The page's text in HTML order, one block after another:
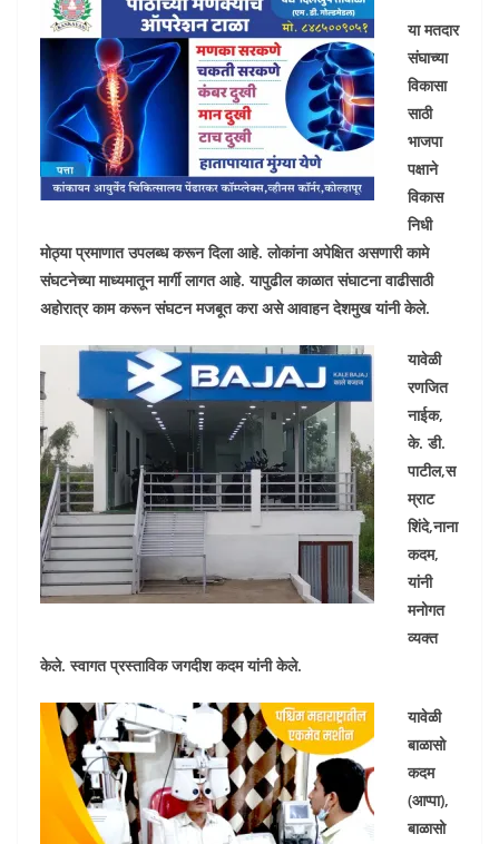
या मतदार
संघाच्या
विकासा
साठी
भाजपा
पक्षाने
विकास
निधी
मोठ्या प्रमाणात उपलब्ध करून दिला आहे. लोकांना अपेक्षित असणारी कामे
संघटनेच्या माध्यमातून मार्गी लागत आहे. यापुढील काळात संघाटना वाढीसाठी
अहोरात्र काम करून संघटन मजबूत करा असे आवाहन देशमुख यांनी केले.
यावेळी
रणजित
नाईक,
के. डी.
पाटील,स
म्राट
शिंदे,नाना
कदम,
यांनी
मनोगत
व्यक्त
केले. स्वागत प्रस्ताविक जगदीश कदम यांनी केले.
यावेळी
बाळासो
कदम
(आप्पा),
बाळासो